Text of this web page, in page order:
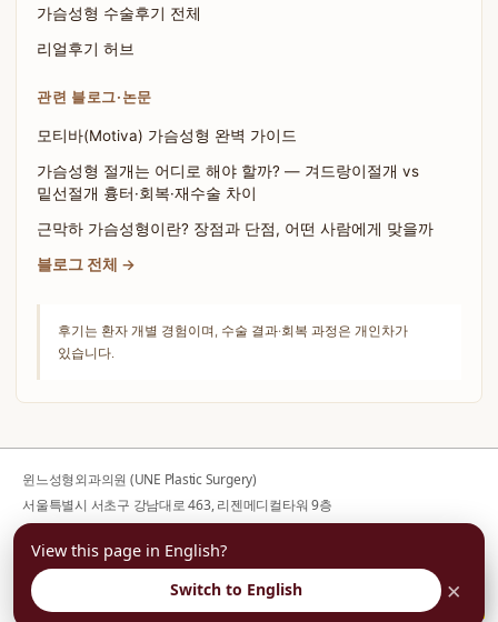
가슴성형 수술후기 전체
리얼후기 허브
관련 블로그·논문
모티바(Motiva) 가슴성형 완벽 가이드
가슴성형 절개는 어디로 해야 할까? — 겨드랑이절개 vs
밑선절개 흉터·회복·재수술 차이
근막하 가슴성형이란? 장점과 단점, 어떤 사람에게 맞을까
블로그 전체 →
후기는 환자 개별 경험이며, 수술 결과·회복 과정은 개인차가
있습니다.
윈느성형외과의원 (UNE Plastic Surgery)
서울특별시 서초구 강남대로 463, 리젠메디컬타워 9층
사업자등록번호 176-44-00752
대표전화02-599-1888· 대표자 김의건
평일 10:00-19:00 / 토요일 10:00-16:00 / 일·공휴일 휴진
View this page in English?
Switch to English ×
부담없이 상담예약